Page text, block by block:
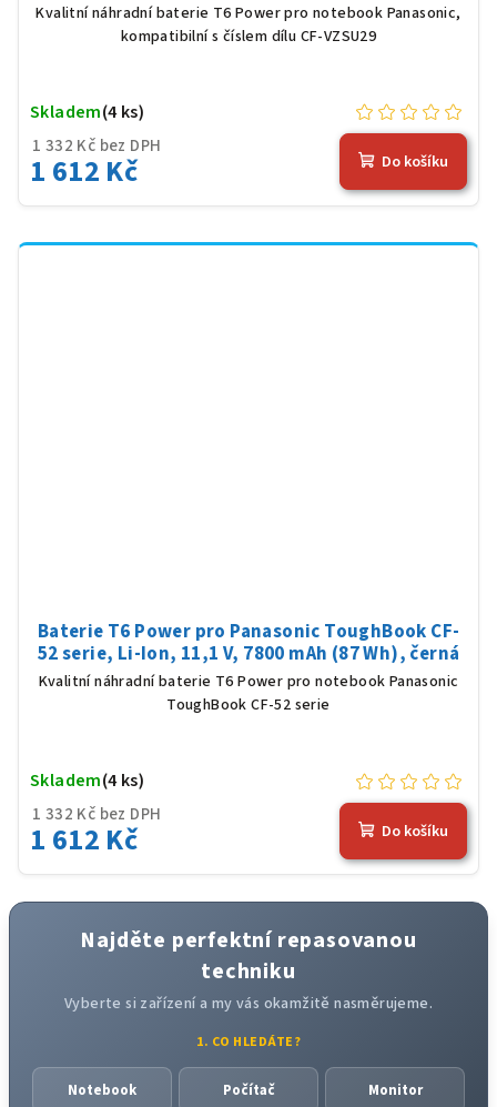
Kvalitní náhradní baterie T6 Power pro notebook Panasonic,
kompatibilní s číslem dílu CF-VZSU29
1 332 Kč bez DPH
1 612 Kč
Skladem(4 ks)
Do košíku
Baterie T6 Power pro Panasonic ToughBook CF-
52 serie, Li-Ion, 11,1 V, 7800 mAh (87 Wh), černá
Kvalitní náhradní baterie T6 Power pro notebook Panasonic
ToughBook CF-52 serie
1 332 Kč bez DPH
1 612 Kč
Skladem(4 ks)
Do košíku
Najděte perfektní repasovanou
techniku
Vyberte si zařízení a my vás okamžitě nasměrujeme.
1. CO HLEDÁTE?
Notebook Počítač Monitor